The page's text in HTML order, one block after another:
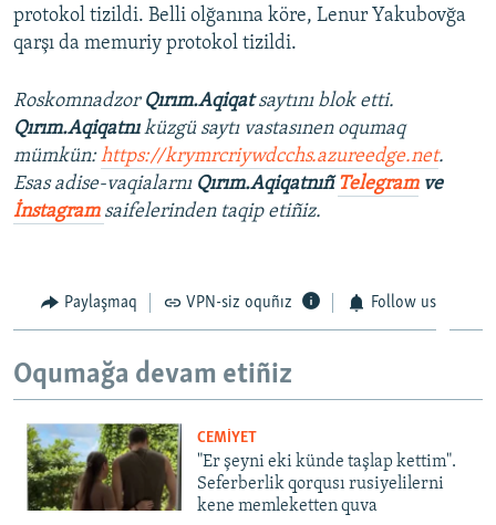
protokol tizildi. Belli olğanına köre, Lenur Yakubovğa
qarşı da memuriy protokol tizildi.
Roskomnadzor Qırım.Aqiqatsaytını blok etti.
Qırım.Aqiqatnıküzgü saytı vastasınen oqumaq
mümkün:https://krymrcriywdcchs.azureedge.net.
Esas adise-vaqialarnı Qırım.AqiqatnıñTelegramve
İnstagram saifelerinden taqip etiñiz.
Paylaşmaq VPN-siz oquñız Follow us
Oqumağa devam etiñiz
CEMİYET
"Er şeyni eki künde taşlap kettim".
Seferberlik qorqusı rusiyelilerni
kene memleketten quva